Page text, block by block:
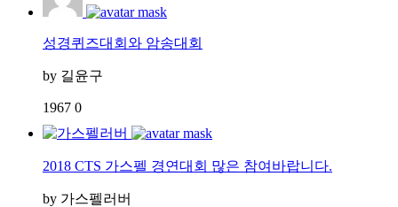
성경퀴즈대회와 암송대회
by 길윤구
1967 0
2018 CTS 가스펠 경연대회 많은 참여바랍니다.
by 가스펠러버